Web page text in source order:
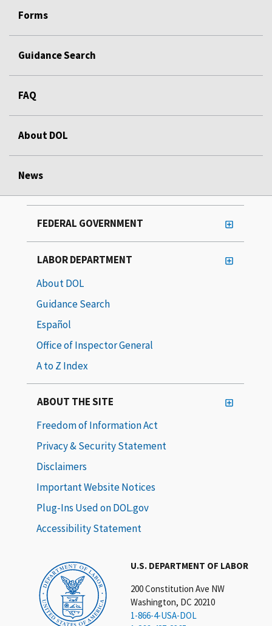
Forms
Guidance Search
FAQ
About DOL
News
U.S. DEPARTMENT OF LABOR
200 Constitution Ave NW
Washington, DC 20210
1-866-4-USA-DOL
FEDERAL GOVERNMENT
LABOR DEPARTMENT
About DOL
Guidance Search
Español
Office of Inspector General
A to Z Index
ABOUT THE SITE
Freedom of Information Act
Privacy & Security Statement
Disclaimers
Important Website Notices
Plug-Ins Used on DOL.gov
Accessibility Statement